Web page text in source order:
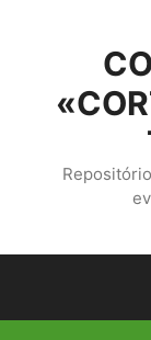
conteúdo